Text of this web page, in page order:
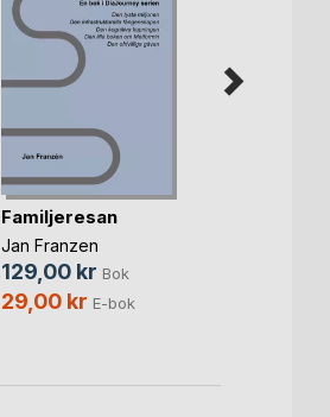
Familjeresan
Jan Franzen
129,00 kr Bok
29,00 kr E-bok